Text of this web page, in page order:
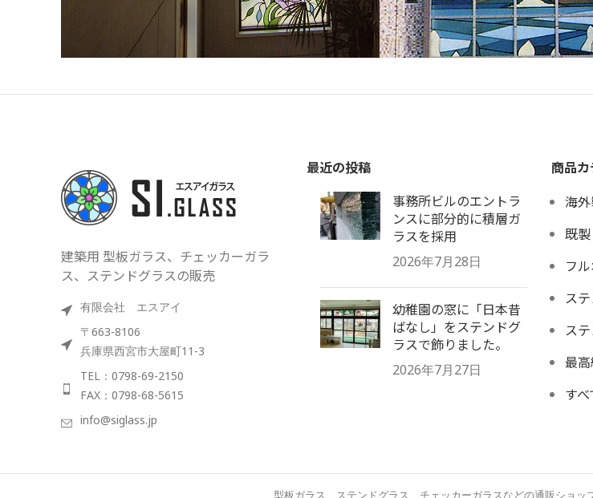
建築用 型板ガラス、チェッカーガラ
ス、ステンドグラスの販売
有限会社 エスアイ
〒663-8106
兵庫県西宮市大屋町11-3
TEL：0798-69-2150
FAX：0798-68-5615
info@siglass.jp
最近の投稿
事務所ビルのエントラ
ンスに部分的に積層ガ
ラスを採用
2026年7月28日
幼稚園の窓に「日本昔
ばなし」をステンドグ
ラスで飾りました。
2026年7月27日
商品
海
既
フ
ス
ス
最
す